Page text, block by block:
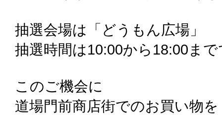
抽選会場は「どうもん広場」
抽選時間は10:00から18:00ま
このご機会に
道場門前商店街でのお買い物を